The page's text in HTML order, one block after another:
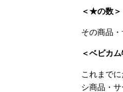
＜★の数＞
その商品
＜ベビカ
これまで
シ商品・